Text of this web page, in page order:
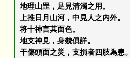
地理山罡，足見清濁之用。
上推日月山河，中見人之内外。
将十神言其面色。
地支神見，身貌俱詳。
干傷頭面之災，支損者四肢為患。